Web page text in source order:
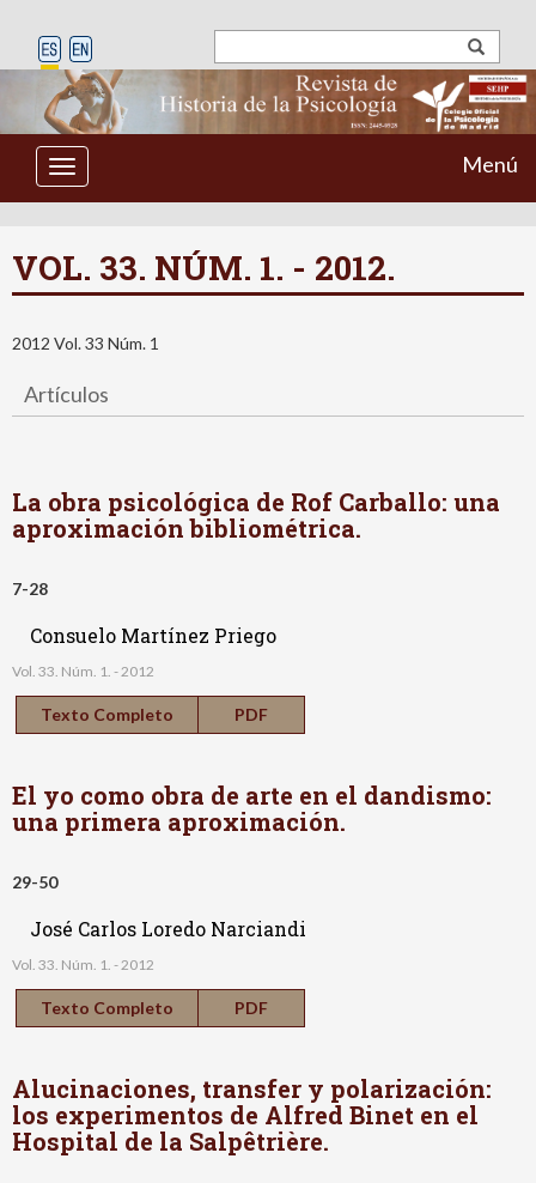
Toggle
navigation
Menú
VOL. 33. NÚM. 1. - 2012.
2012 Vol. 33 Núm. 1
Artículos
La obra psicológica de Rof Carballo: una
aproximación bibliométrica.
7-28
Consuelo Martínez Priego
Vol. 33. Núm. 1. - 2012
Texto Completo PDF
El yo como obra de arte en el dandismo:
una primera aproximación.
29-50
José Carlos Loredo Narciandi
Vol. 33. Núm. 1. - 2012
Texto Completo PDF
Alucinaciones, transfer y polarización:
los experimentos de Alfred Binet en el
Hospital de la Salpêtrière.